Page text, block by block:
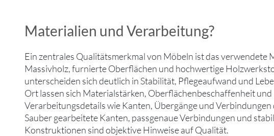
Materialien und Verarbeitung?
Ein zentrales Qualitätsmerkmal von Möbeln ist das verwendete
Massivholz, furnierte Oberflächen und hochwertige
unterscheiden sich deutlich in Stabilität, Pflegeaufwand und
Ort lassen sich Materialstärken, Oberflächenbeschaffenheit und
Verarbeitungsdetails wie Kanten, Übergänge und
Sauber gearbeitete Kanten, passgenaue Verbindungen und
Konstruktionen sind objektive Hinweise auf Qualität.